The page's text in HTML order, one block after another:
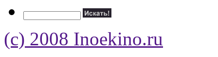
(c) 2008 Inoekino.ru